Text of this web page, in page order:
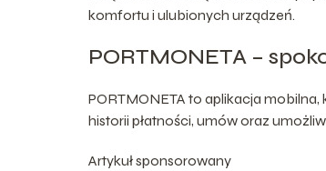
komfortu i ulubionych urządzeń.
PORTMONETA –
PORTMONETA to aplikacja
historii płatności, umów oraz
Artykuł sponsorowany